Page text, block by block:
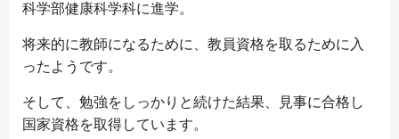
科学部健康科学科に進学。
将来的に教師になるために、教員資格を取るために入
ったようです。
そして、勉強をしっかりと続けた結果、見事に合格し
国家資格を取得しています。